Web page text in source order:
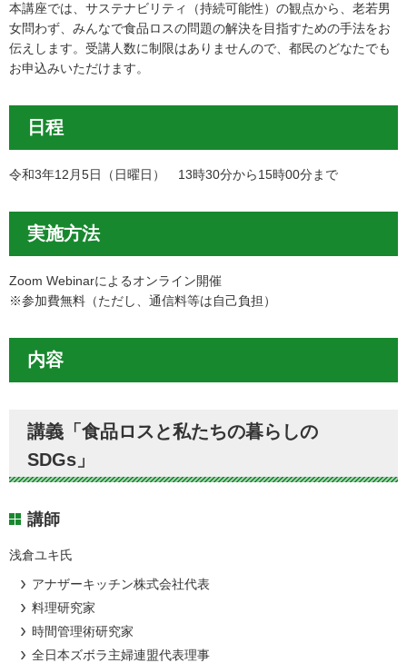
本講座では、サステナビリティ（持続可能性）の観点から、老若男
女問わず、みんなで食品ロスの問題の解決を目指すための手法をお
伝えします。受講人数に制限はありませんので、都民のどなたでも
お申込みいただけます。
日程
令和3年12月5日（日曜日） 13時30分から15時00分まで
実施方法
Zoom Webinarによるオンライン開催
※参加費無料（ただし、通信料等は自己負担）
内容
講義「食品ロスと私たちの暮らしの
SDGs」
講師
浅倉ユキ氏
アナザーキッチン株式会社代表
料理研究家
時間管理術研究家
全日本ズボラ主婦連盟代表理事